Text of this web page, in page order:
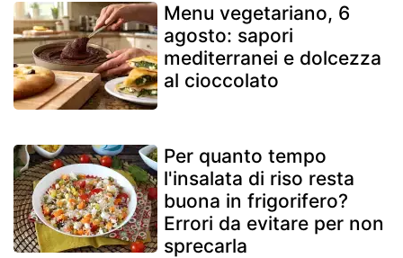
Menu vegetariano, 6
agosto: sapori
mediterranei e dolcezza
al cioccolato
Per quanto tempo
l'insalata di riso resta
buona in frigorifero?
Errori da evitare per non
sprecarla